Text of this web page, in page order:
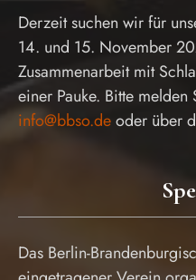
Derzeit suchen wir für
14. und 15. November
Zusammenarbeit mit
einer Pauke. Bitte
info@bbso.deoder über
Das Berlin-